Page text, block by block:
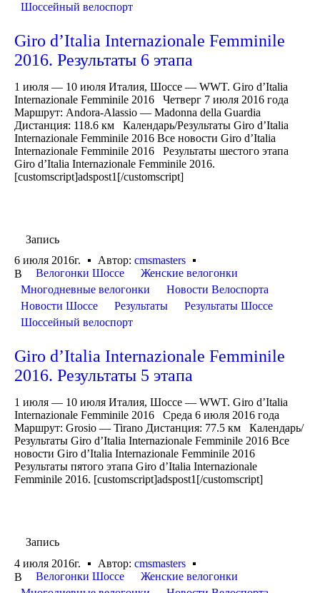
Шоссейный велоспорт
Giro d’Italia Internazionale Femminile
2016. Результаты 6 этапа
1 июля — 10 июля Италия, Шоссе — WWT. Giro d’Italia
Internazionale Femminile 2016 Четверг 7 июля 2016 года
Маршрут: Andora-Alassio — Madonna della Guardia
Дистанция: 118.6 км Календарь/Результаты Giro d’Italia
Internazionale Femminile 2016 Все новости Giro d’Italia
Internazionale Femminile 2016 Результаты шестого этапа
Giro d’Italia Internazionale Femminile 2016.
[customscript]adspost1[/customscript]
Запись
6 июля 2016г.
Автор: cmsmasters
В
Велогонки Шоссе
Женские велогонки
Многодневные велогонки
Новости Велоспорта
Новости Шоссе
Результаты
Результаты Шоссе
Шоссейный велоспорт
Giro d’Italia Internazionale Femminile
2016. Результаты 5 этапа
1 июля — 10 июля Италия, Шоссе — WWT. Giro d’Italia
Internazionale Femminile 2016 Среда 6 июля 2016 года
Маршрут: Grosio — Tirano Дистанция: 77.5 км Календарь/
Результаты Giro d’Italia Internazionale Femminile 2016 Все
новости Giro d’Italia Internazionale Femminile 2016
Результаты пятого этапа Giro d’Italia Internazionale
Femminile 2016. [customscript]adspost1[/customscript]
Запись
4 июля 2016г.
Автор: cmsmasters
В
Велогонки Шоссе
Женские велогонки